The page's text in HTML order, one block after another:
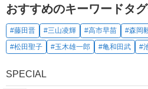
おすすめのキーワードタ
#藤田晋 #三山凌輝 #高市早苗 #森岡
#松田聖子
#玉木雄一郎 #亀和田武 #
SPECIAL